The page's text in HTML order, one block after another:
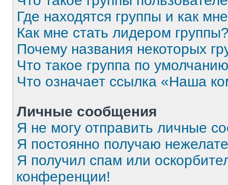
Где находятся группы и как
Как мне стать лидером
Почему названия некоторых
Что такое группа по
Что означает ссылка «Наша
Личные сообщения
Я не могу отправить личные
Я постоянно получаю
Я получил спам или
конференции!